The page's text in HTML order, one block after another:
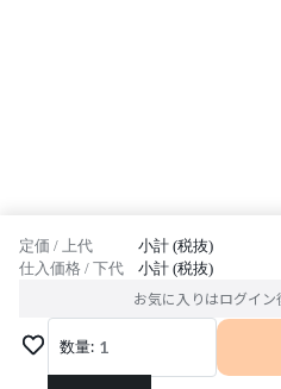
定価 / 上代 小計 (税抜)
仕入価格 / 下代 小計 (税抜)
お気に入りはログイ
数量: 1